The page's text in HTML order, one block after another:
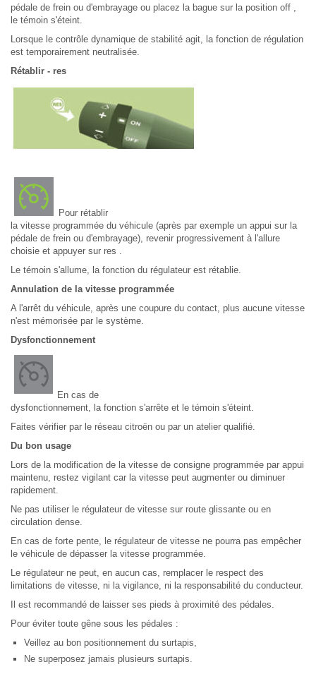
pédale de frein ou d'embrayage ou placez la bague sur la position off ,
le témoin s'éteint.
Lorsque le contrôle dynamique de stabilité agit, la fonction de régulation
est temporairement neutralisée.
Rétablir - res
Pour rétablir
la vitesse programmée du véhicule (après par exemple un appui sur la
pédale de frein ou d'embrayage), revenir progressivement à l'allure
choisie et appuyer sur res .
Le témoin s'allume, la fonction du régulateur est rétablie.
Annulation de la vitesse programmée
A l'arrêt du véhicule, après une coupure du contact, plus aucune vitesse
n'est mémorisée par le système.
Dysfonctionnement
En cas de
dysfonctionnement, la fonction s'arrête et le témoin s'éteint.
Faites vérifier par le réseau citroën ou par un atelier qualifié.
Du bon usage
Lors de la modification de la vitesse de consigne programmée par appui
maintenu, restez vigilant car la vitesse peut augmenter ou diminuer
rapidement.
Ne pas utiliser le régulateur de vitesse sur route glissante ou en
circulation dense.
En cas de forte pente, le régulateur de vitesse ne pourra pas empêcher
le véhicule de dépasser la vitesse programmée.
Le régulateur ne peut, en aucun cas, remplacer le respect des
limitations de vitesse, ni la vigilance, ni la responsabilité du conducteur.
Il est recommandé de laisser ses pieds à proximité des pédales.
Pour éviter toute gêne sous les pédales :
Veillez au bon positionnement du surtapis,
Ne superposez jamais plusieurs surtapis.